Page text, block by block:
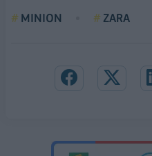
ΜΙΝΙΟΝ ZARA